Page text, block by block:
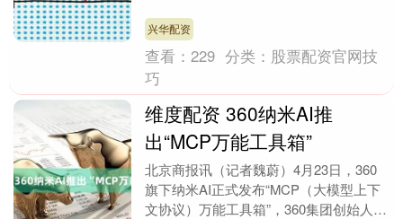
自由党决定退出....
兴华配资
查看：229 分类： 股票配资官网技
巧
维度配资 360纳米AI推
出“MCP万能工具箱”
北京商报讯（记者魏蔚）4月23日，360
旗下纳米AI正式发布“MCP（大模型上下
文协议）万能工具箱”，360集团创始人周